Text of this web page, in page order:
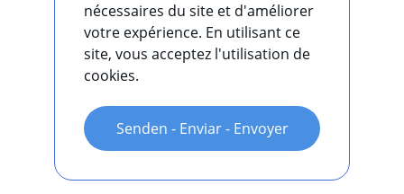
nécessaires du site et d'améliorer
votre expérience. En utilisant ce
site, vous acceptez l'utilisation de
cookies.
Senden - Enviar - Envoyer